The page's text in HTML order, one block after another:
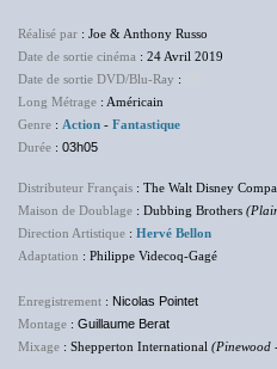
Réalisé par : Joe & Anthony Russo
Date de sortie cinéma : 24 Avril 2019
Date de sortie DVD/Blu-Ray :
Long Métrage : Américain
Genre : Action - Fantastique
Durée : 03h05
Distributeur Français : The Walt Disney
Maison de Doublage : Dubbing Brothers
Direction Artistique : Hervé Bellon
Adaptation : Philippe Videcoq-Gagé
Enregistrement : Nicolas Pointet
Montage : Guillaume Berat
Mixage : Shepperton International (Pinewood